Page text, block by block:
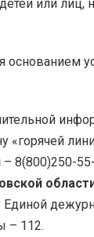
или лиц,
«горячей
– 8(800)250-
Единой
– 112.